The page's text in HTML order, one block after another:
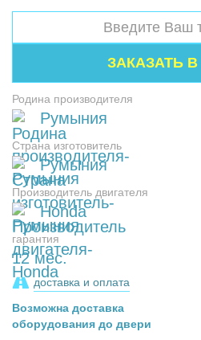
Родина производителя
Румыния
Страна изготовитель
Румыния
Производитель двигателя
Honda
гарантия
12 мес.
доставка и оплата
Возможна доставка
оборудования до двери